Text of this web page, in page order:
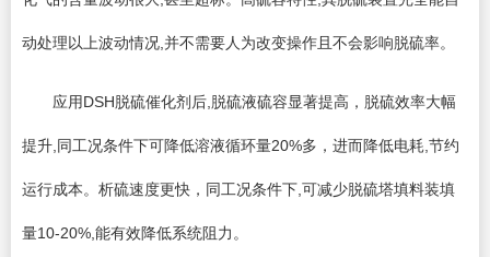
动处理以上波动情况,并不需要人为改变操作且不会影响脱硫率。
应用DSH脱硫催化剂后,脱硫液硫容显著提高，脱硫效率大幅
提升,同工况条件下可降低溶液循环量20%多，进而降低电耗,节约
运行成本。析硫速度更快，同工况条件下,可减少脱硫塔填料装填
量10-20%,能有效降低系统阻力。